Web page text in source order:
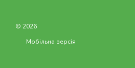
© 2026
Мобільна версія